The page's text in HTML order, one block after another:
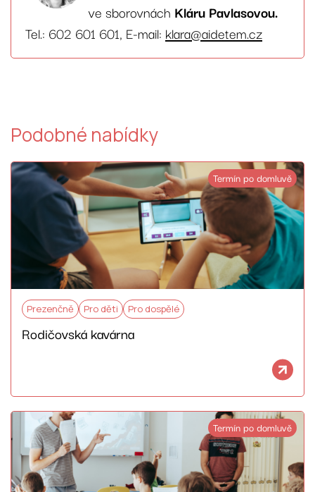
ve sborovnách Kláru Pavlasovou.
Tel.: 602 601 601, E-mail: klara@aidetem.cz
Podobné nabídky
Termín po domluvě
Prezenčně Pro děti Pro dospělé
Rodičovská kavárna
Termín po domluvě